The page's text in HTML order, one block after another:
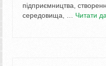
підприємництва,
середовища, … Читати